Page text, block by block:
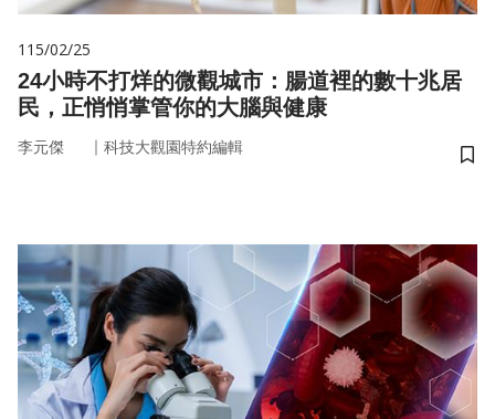
115/02/25
24小時不打烊的微觀城市：腸道裡的數十兆居
民，正悄悄掌管你的大腦與健康
李元傑 ｜ 科技大觀園特約編輯
儲